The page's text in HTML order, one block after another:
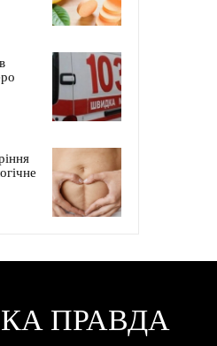
ПРАВДА